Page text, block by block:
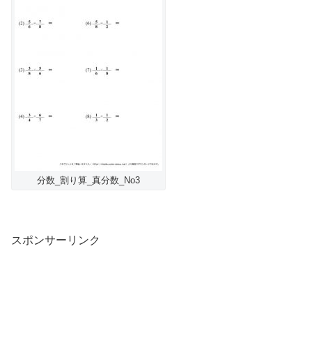
分数_割り算_真分数_No3
スポンサーリンク